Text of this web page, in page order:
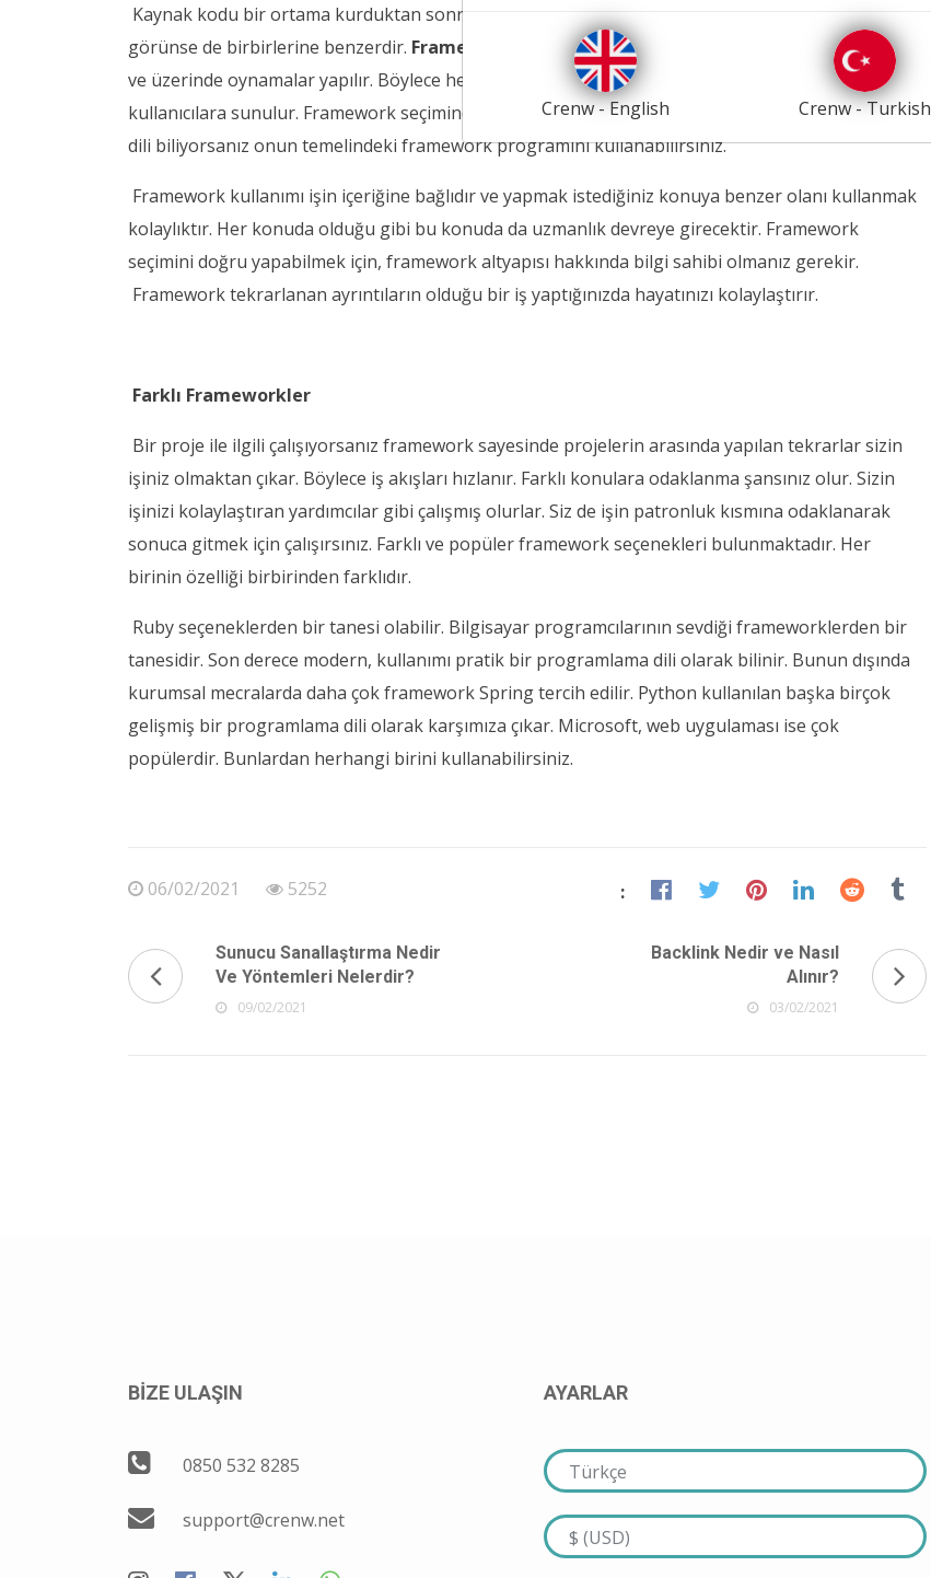
Kaynak kodu bir ortama kurduktan sonra kod yazmaya başlanabilir. Frameworkler farklı gibi
görünse de birbirlerine benzerdir. Framework
geliştirilirken, önceki geliştiricilerin fikirleri alınır
ve üzerinde oynamalar yapılır. Böylece her program bir öncekinden iyi ve gelişmiş olarak
kullanıcılara sunulur. Framework seçiminde en önemli etmen faktör dili denilen konudur. Hangi
dili biliyorsanız onun temelindeki framework programını kullanabilirsiniz.
Framework kullanımı işin içeriğine bağlıdır ve yapmak istediğiniz konuya benzer olanı kullanmak
kolaylıktır. Her konuda olduğu gibi bu konuda da uzmanlık devreye girecektir. Framework
seçimini doğru yapabilmek için, framework altyapısı hakkında bilgi sahibi olmanız gerekir.
Framework tekrarlanan ayrıntıların olduğu bir iş yaptığınızda hayatınızı kolaylaştırır.
Farklı Frameworkler
Bir proje ile ilgili çalışıyorsanız framework sayesinde projelerin arasında yapılan tekrarlar sizin
işiniz olmaktan çıkar. Böylece iş akışları hızlanır. Farklı konulara odaklanma şansınız olur. Sizin
işinizi kolaylaştıran yardımcılar gibi çalışmış olurlar. Siz de işin patronluk kısmına odaklanarak
sonuca gitmek için çalışırsınız. Farklı ve popüler framework seçenekleri bulunmaktadır. Her
birinin özelliği birbirinden farklıdır.
Ruby seçeneklerden bir tanesi olabilir. Bilgisayar programcılarının sevdiği frameworklerden bir
tanesidir. Son derece modern, kullanımı pratik bir programlama dili olarak bilinir. Bunun dışında
kurumsal mecralarda daha çok framework Spring tercih edilir. Python kullanılan başka birçok
gelişmiş bir programlama dili olarak karşımıza çıkar. Microsoft, web uygulaması ise çok
popülerdir. Bunlardan herhangi birini kullanabilirsiniz.
06/02/2021 5252 :
Sunucu Sanallaştırma Nedir
Ve Yöntemleri Nelerdir?
09/02/2021
Backlink Nedir ve Nasıl
Alınır?
03/02/2021
BİZE ULAŞIN
0850 532 8285
support@crenw.net
AYARLAR
Crenw - English Crenw - Turkish